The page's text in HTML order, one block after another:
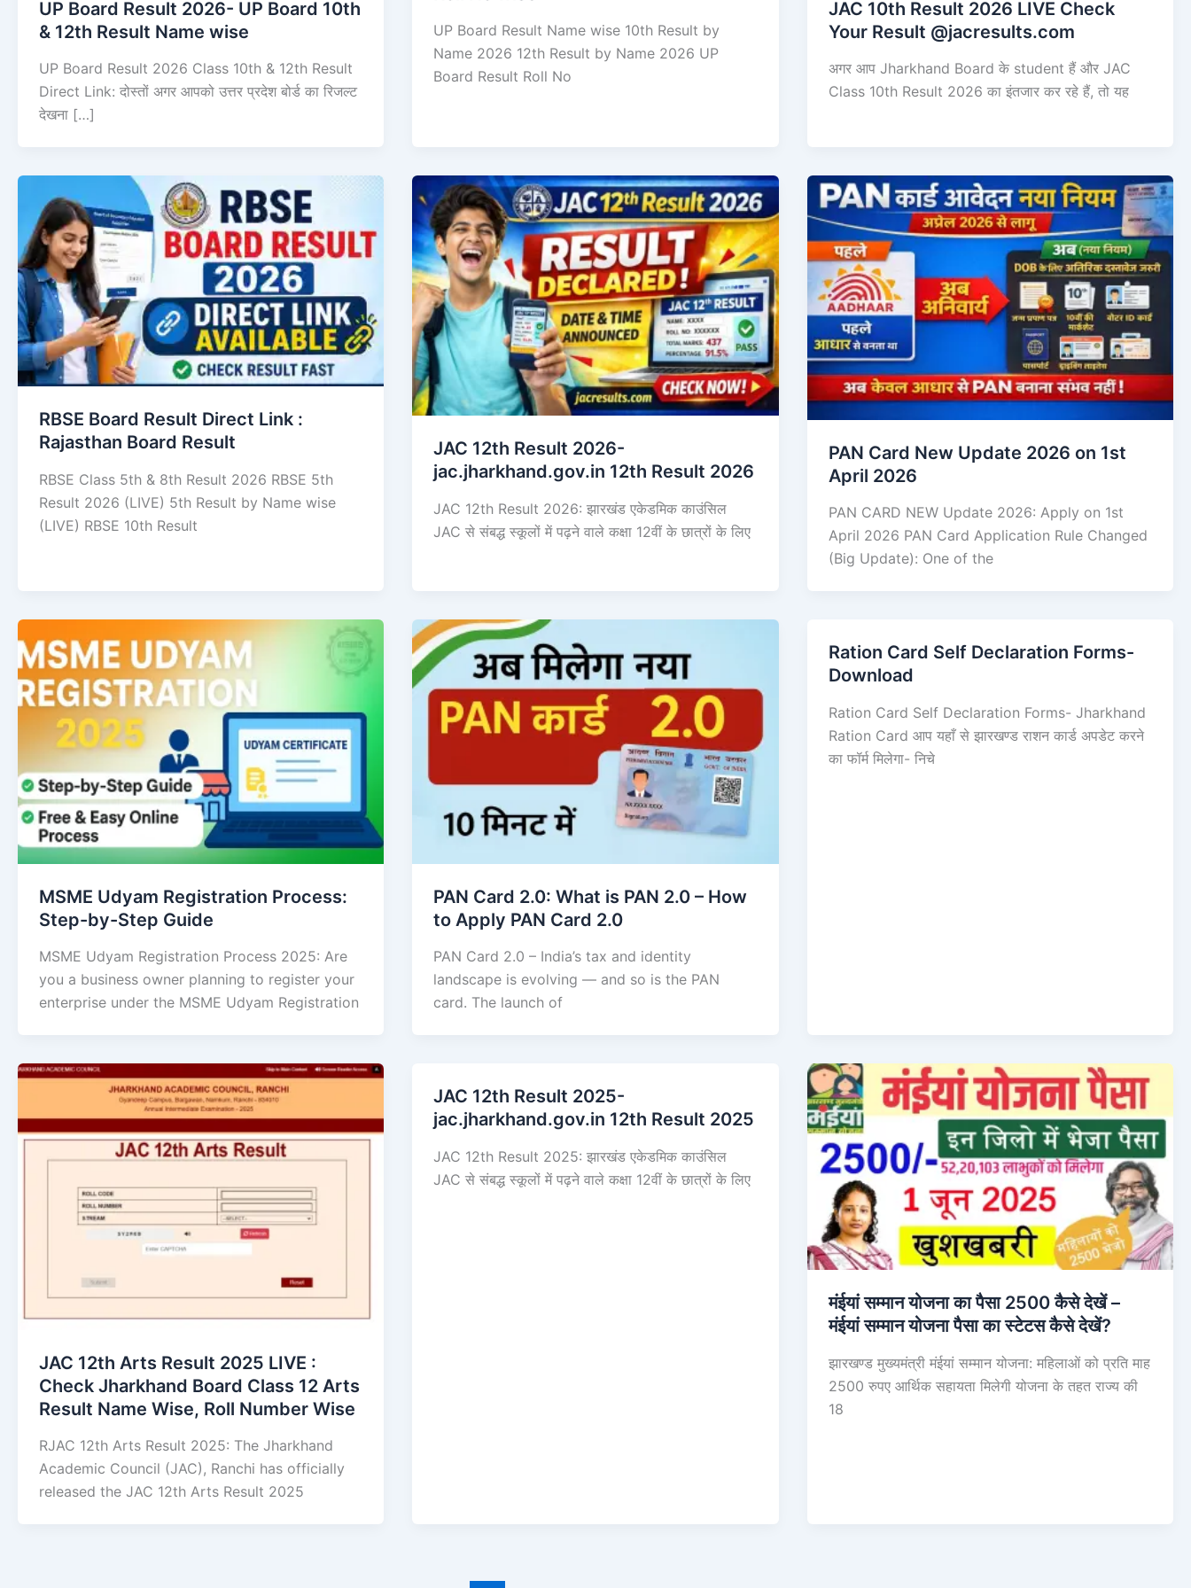
UP Board Result 2026- UP Board 10th
& 12th Result Name wise
UP Board Result 2026 Class 10th & 12th Result
Direct Link: दोस्तों अगर आपको उत्तर प्रदेश बोर्ड का रिजल्ट
देखना […]
UP Board Result Name wise 10th Result by
Name 2026 12th Result by Name 2026 UP
Board Result Roll No
JAC 10th Result 2026 LIVE Check
Your Result @jacresults.com
अगर आप Jharkhand Board के student हैं और JAC
Class 10th Result 2026 का इंतजार कर रहे हैं, तो यह
RBSE Board Result Direct Link : ​
Rajasthan Board Result
RBSE Class 5th & 8th Result 2026 RBSE 5th
Result 2026 (LIVE) 5th Result by Name wise
(LIVE) RBSE 10th Result
JAC 12th Result 2026-
jac.jharkhand.gov.in 12th Result 2026
JAC 12th Result 2026: झारखंड एकेडमिक काउंसिल
JAC से संबद्ध स्कूलों में पढ़ने वाले कक्षा 12वीं के छात्रों के लिए
PAN Card New Update 2026 on 1st
April 2026
PAN CARD NEW Update 2026: Apply on 1st
April 2026 PAN Card Application Rule Changed
(Big Update): One of the
MSME Udyam Registration Process:
Step-by-Step Guide
MSME Udyam Registration Process 2025: Are
you a business owner planning to register your
enterprise under the MSME Udyam Registration
PAN Card 2.0: What is PAN 2.0 – How
to Apply PAN Card 2.0
PAN Card 2.0 – India’s tax and identity
landscape is evolving — and so is the PAN
card. The launch of
Ration Card Self Declaration Forms-
Download
Ration Card Self Declaration Forms- Jharkhand
Ration Card आप यहाँ से झारखण्ड राशन कार्ड अपडेट करने
का फॉर्म मिलेगा- निचे
JAC 12th Arts Result 2025 LIVE :
Check Jharkhand Board Class 12 Arts
Result Name Wise, Roll Number Wise
RJAC 12th Arts Result 2025: The Jharkhand
Academic Council (JAC), Ranchi has officially
released the JAC 12th Arts Result 2025
JAC 12th Result 2025-
jac.jharkhand.gov.in 12th Result 2025
JAC 12th Result 2025: झारखंड एकेडमिक काउंसिल
JAC से संबद्ध स्कूलों में पढ़ने वाले कक्षा 12वीं के छात्रों के लिए
मंईयां सम्मान योजना का पैसा 2500 कैसे देखें –
मंईयां सम्मान योजना पैसा का स्टेटस कैसे देखें?
झारखण्ड मुख्यमंत्री मंईयां सम्मान योजना: महिलाओं को प्रति माह
2500 रुपए आर्थिक सहायता मिलेगी योजना के तहत राज्य की
18